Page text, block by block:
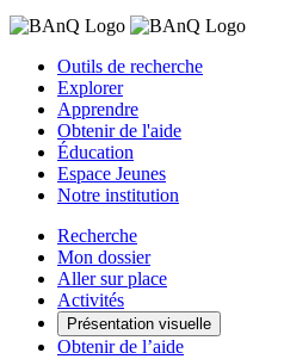
Outils de recherche
Explorer
Apprendre
Obtenir de l'aide
Éducation
Espace Jeunes
Notre institution
Recherche
Mon dossier
Aller sur place
Activités
Présentation visuelle
Obtenir de l’aide